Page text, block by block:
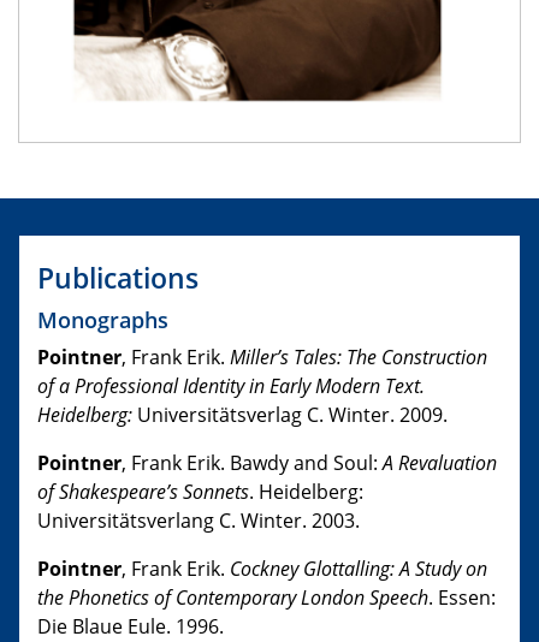
Publications
Monographs
Pointner, Frank Erik. Miller’s Tales: The Construction
of a Professional Identity in Early Modern Text.
Heidelberg: Universitätsverlag C. Winter. 2009.
Pointner, Frank Erik. Bawdy and Soul:A Revaluation
of Shakespeare’s Sonnets. Heidelberg:
Universitätsverlang C. Winter. 2003.
Pointner, Frank Erik. Cockney Glottalling: A Study on
the Phonetics of Contemporary London Speech. Essen:
Die Blaue Eule. 1996.